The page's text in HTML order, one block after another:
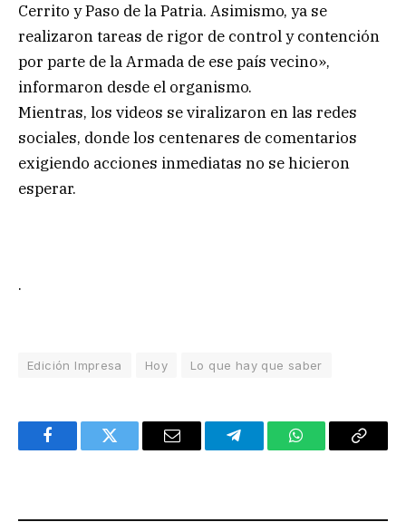
Cerrito y Paso de la Patria. Asimismo, ya se
realizaron tareas de rigor de control y contención
por parte de la Armada de ese país vecino»,
informaron desde el organismo.
Mientras, los videos se viralizaron en las redes
sociales, donde los centenares de comentarios
exigiendo acciones inmediatas no se hicieron
esperar.
.
Edición Impresa Hoy Lo que hay que saber
FacebookTwitter Email TelegramWhatsAppCopy